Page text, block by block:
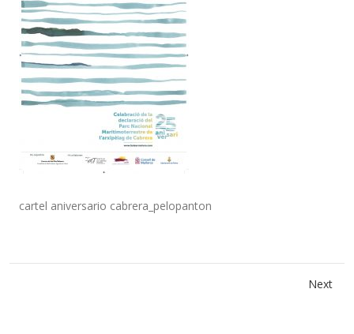
cartel aniversario cabrera_pelopanton
Next